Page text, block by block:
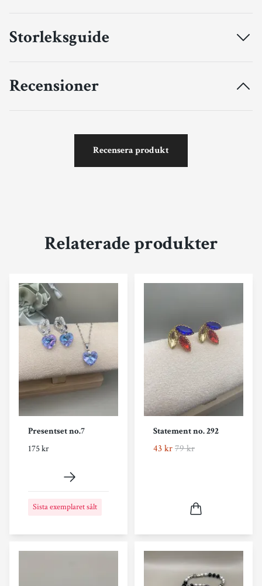
Storleksguide
Recensioner
Recensera produkt
Relaterade produkter
Presentset no.7
175 kr
Sista exemplaret sålt
Statement no. 292
43 kr79 kr